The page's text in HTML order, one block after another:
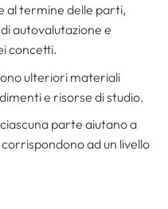
al termine delle parti,
autovalutazione e
concetti.
ulteriori materiali
e risorse di studio.
parte aiutano a
ad un livello